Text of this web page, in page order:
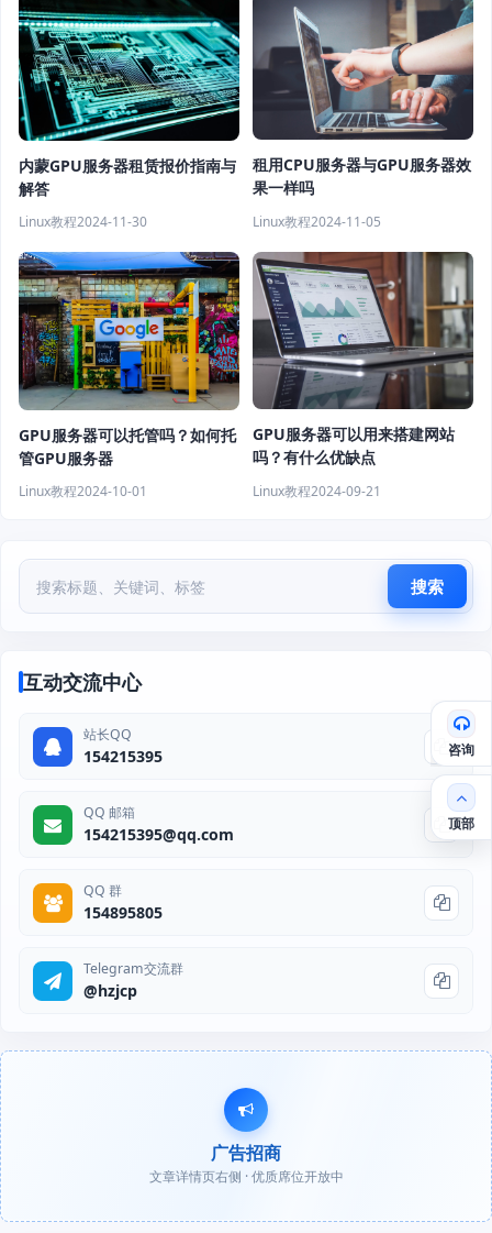
内蒙GPU服务器租赁报价指南与
解答
Linux教程2024-11-30
租用CPU服务器与GPU服务器效
果一样吗
Linux教程2024-11-05
GPU服务器可以托管吗？如何托
管GPU服务器
Linux教程2024-10-01
GPU服务器可以用来搭建网站
吗？有什么优缺点
Linux教程2024-09-21
搜索
互动交流中心
站长QQ
154215395
QQ 邮箱
154215395@qq.com
QQ 群
154895805
Telegram交流群
@hzjcp
广告招商
文章详情页右侧 · 优质席位开放中
咨询
顶部